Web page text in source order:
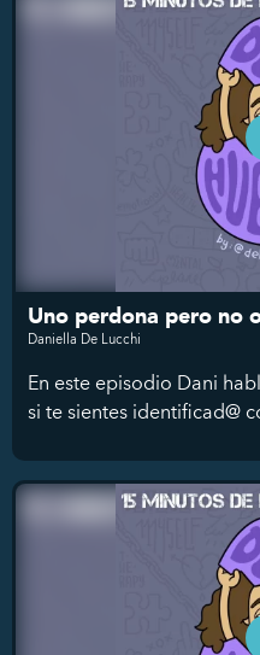
Uno perdona pero no
Daniella De Lucchi
En este episodio Dani
si te sientes identificad@